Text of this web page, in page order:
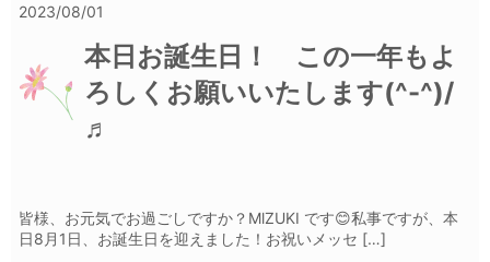
2023/08/01
本日お誕生日！ この一年もよ
ろしくお願いいたします(^-^)/
♬
皆様、お元気でお過ごしですか？MlZUKI です😊私事ですが、本
日8月1日、お誕生日を迎えました！お祝いメッセ […]